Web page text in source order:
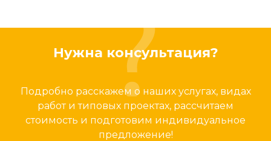
Нужна консультация?
Подробно расскажем о наших услугах, видах
работ и типовых проектах, рассчитаем
стоимость и подготовим индивидуальное
предложение!